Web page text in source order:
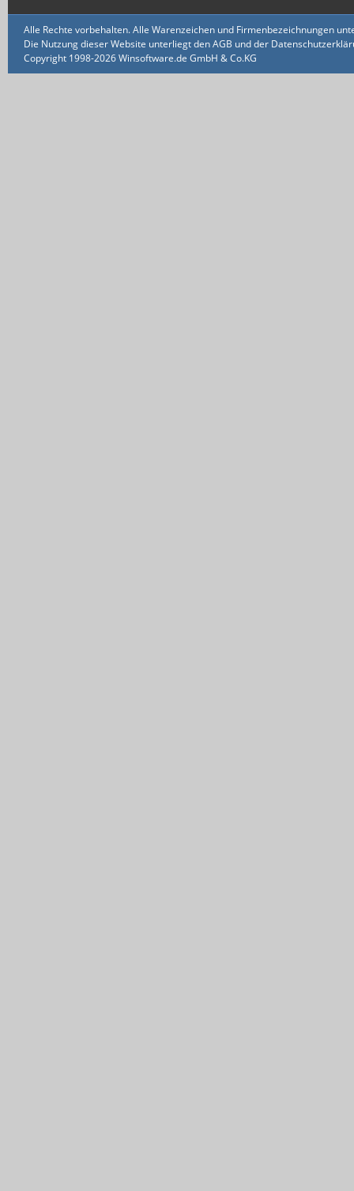
Alle Rechte vorbehalten. Alle Warenzeichen und Firmenbezeichnungen
Die Nutzung dieser Website unterliegt den AGB und der
Copyright 1998-2026 Winsoftware.de GmbH & Co.KG